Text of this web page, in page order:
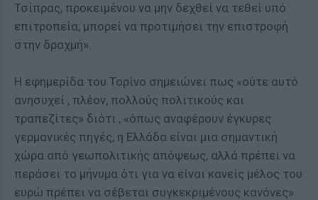
Τσίπρας, προκειμένου να μην δεχθεί να τεθεί υπό
επιτροπεία, μπορεί να προτιμήσει την επιστροφή
στην δραχμή».
Η εφημερίδα του Τορίνο σημειώνει πως «ούτε αυτό
ανησυχεί , πλέον, πολλούς πολιτικούς και
τραπεζίτες» διότι , «όπως αναφέρουν έγκυρες
γερμανικές πηγές, η Ελλάδα είναι μια σημαντική
χώρα από γεωπολιτικής απόψεως, αλλά πρέπει να
περάσει το μήνυμα ότι για να είναι κανείς μέλος του
ευρώ πρέπει να σέβεται συγκεκριμένους κανόνες».